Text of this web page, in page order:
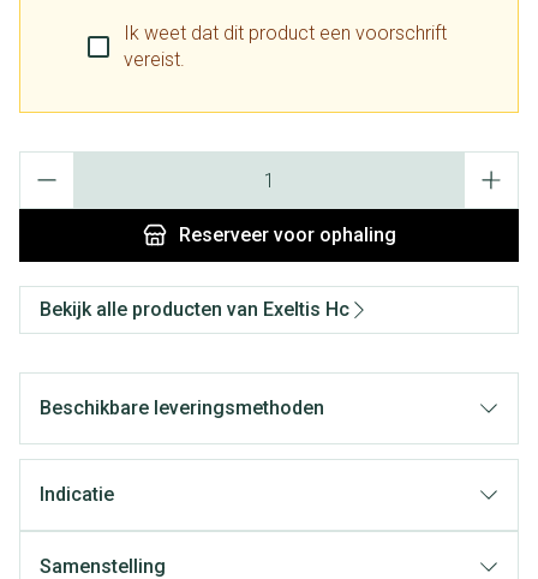
Ik weet dat dit product een voorschrift
vereist.
Reserveervoor ophaling
Bekijk alle producten van Exeltis Hc
Beschikbare leveringsmethoden
Indicatie
Samenstelling